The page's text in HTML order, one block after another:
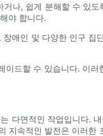
나, 쉽게 분해할 수 있도
야 합니다.
애인 및 다양한 인구 집
드할 수 있습니다. 이러
다면적인 작업입니다.
지속적인 발전은 이러한